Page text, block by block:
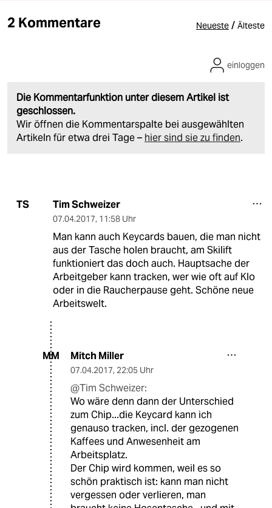
2 Kommentare Neueste / Älteste
Die Kommentarfunktion unter diesem Artikel ist
geschlossen.
Wir öffnen die Kommentarspalte bei ausgewählten
Artikeln für etwa drei Tage – hier sind sie zu finden.
einloggen
TS Tim Schweizer
07.04.2017, 11:58 Uhr
Man kann auch Keycards bauen, die man nicht
aus der Tasche holen braucht, am Skilift
funktioniert das doch auch. Hauptsache der
Arbeitgeber kann tracken, wer wie oft auf Klo
oder in die Raucherpause geht. Schöne neue
Arbeitswelt.
MM Mitch Miller
07.04.2017, 22:05 Uhr
@Tim Schweizer:
Wo wäre denn dann der Unterschied
zum Chip...die Keycard kann ich
genauso tracken, incl. der gezogenen
Kaffees und Anwesenheit am
Arbeitsplatz.
Der Chip wird kommen, weil es so
schön praktisch ist: kann man nicht
vergessen oder verlieren, man